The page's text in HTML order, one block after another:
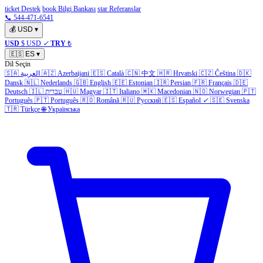
ticket Destek book Bilgi Bankası star Referanslar
📞 544-471-6541
💰 USD ▾
USD $ USD ✓ TRY ₺
🇪🇸 ES ▾
Dil Seçin
🇸🇦 العربية 🇦🇿 Azerbaijani 🇪🇸 Català 🇨🇳 中文 🇭🇷 Hrvatski 🇨🇿 Čeština 🇩🇰
Dansk 🇳🇱 Nederlands 🇬🇧 English 🇪🇪 Estonian 🇮🇷 Persian 🇫🇷 Français 🇩🇪
Deutsch 🇮🇱 עברית 🇭🇺 Magyar 🇮🇹 Italiano 🇲🇰 Macedonian 🇳🇴 Norwegian 🇵🇹
Português 🇵🇹 Português 🇷🇴 Română 🇷🇺 Русский 🇪🇸 Español ✓ 🇸🇪 Svenska
🇹🇷 Türkçe 🌐 Українська